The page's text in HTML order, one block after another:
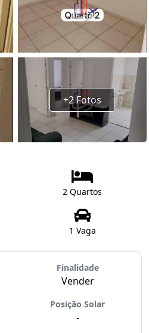
+2 Fotos
2 Quartos
1 Vaga
Finalidade
Vender
Posição Solar
-